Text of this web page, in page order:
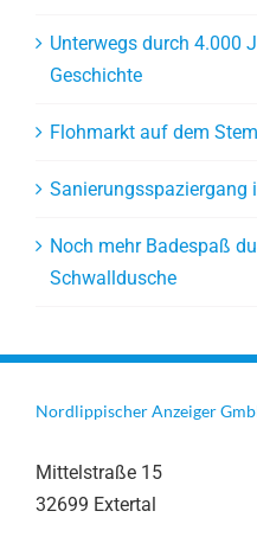
Unterwegs durch 4.000
Geschichte
Flohmarkt auf dem
Sanierungsspaziergang
Noch mehr Badespaß
Schwalldusche
Nordlippischer Anzeiger
Mittelstraße 15
32699 Extertal